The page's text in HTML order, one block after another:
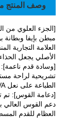
وصف المنتج
[الجزء العلوي من
مبطن بإيفا
العلامة التجارية
الأصلي يجعل
تشريحية لراحة
الطباعة على نعل EVA الداخلي. تجفيف سريع بعد البلل في الشاطئ.
دعم القوس
العظام للقدم